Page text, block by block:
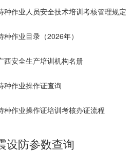
种作业人员安全技术培训考核管理规定
种作业目录（2026年）
西安全生产培训机构名册
种作业操作证查询
种作业操作证培训考核办证流程
设防参数查询